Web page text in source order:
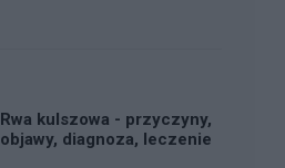
Rwa kulszowa - przyczyny,
objawy, diagnoza, leczenie